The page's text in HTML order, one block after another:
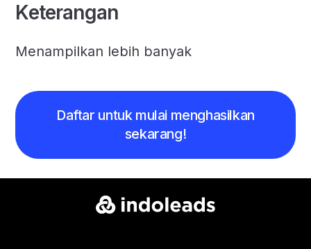
Keterangan
Menampilkan lebih banyak
Daftar untuk mulai menghasilkan
sekarang!